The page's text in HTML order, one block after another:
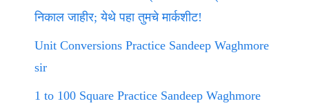
निकाल जाहीर; येथे पहा तुमचे मार्कशीट!
Unit Conversions Practice Sandeep Waghmore
sir
1 to 100 Square Practice Sandeep Waghmore